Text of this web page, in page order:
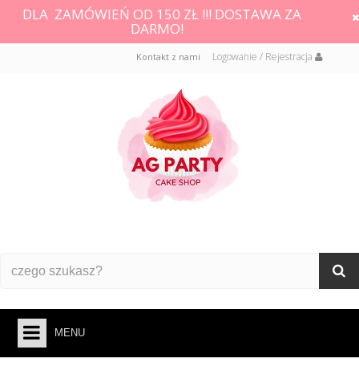
DLA ZAMÓWIEŃ OD 150 ZŁ !!! DOSTAWA ZA
DARMO!
Logowanie / Rejestracja
Kontakt z nami
MENU